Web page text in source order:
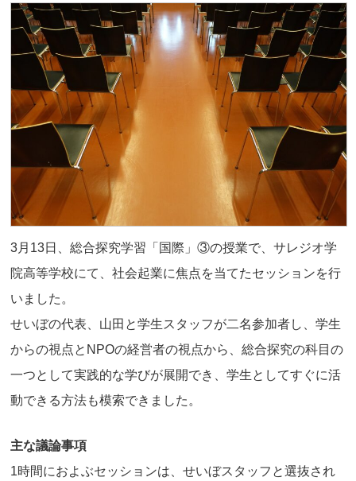
3月13日、総合探究学習「国際」③の授業で、サレジオ学
院高等学校にて、社会起業に焦点を当てたセッションを行
いました。
せいぼの代表、山田と学生スタッフが二名参加者し、学生
からの視点とNPOの経営者の視点から、総合探究の科目の
一つとして実践的な学びが展開でき、学生としてすぐに活
動できる方法も模索できました。
主な議論事項
1時間におよぶセッションは、せいぼスタッフと選抜され